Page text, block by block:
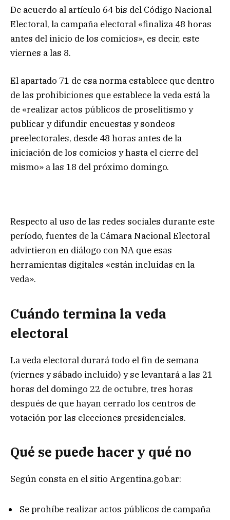
De acuerdo al artículo 64 bis del Código Nacional
Electoral, la campaña electoral «finaliza 48 horas
antes del inicio de los comicios», es decir, este
viernes a las 8.
El apartado 71 de esa norma establece que dentro
de las prohibiciones que establece la veda está la
de «realizar actos públicos de proselitismo y
publicar y difundir encuestas y sondeos
preelectorales, desde 48 horas antes de la
iniciación de los comicios y hasta el cierre del
mismo» a las 18 del próximo domingo.
Respecto al uso de las redes sociales durante este
período, fuentes de la Cámara Nacional Electoral
advirtieron en diálogo con NA que esas
herramientas digitales «están incluidas en la
veda».
Cuándo termina la veda
electoral
La veda electoral durará todo el fin de semana
(viernes y sábado incluido) y se levantará a las 21
horas del domingo 22 de octubre, tres horas
después de que hayan cerrado los centros de
votación por las elecciones presidenciales.
Qué se puede hacer y qué no
Según consta en el sitio Argentina.gob.ar:
Se prohíbe realizar actos públicos de campaña